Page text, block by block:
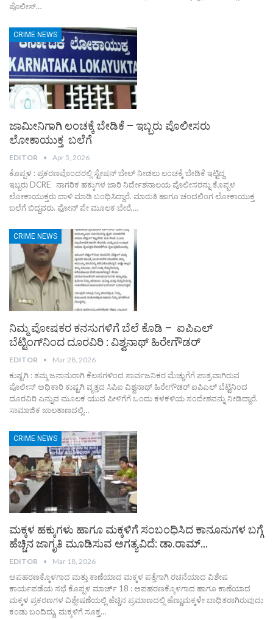
ಪೊಲೀಸ್…
CRIME NEWS
ಜಾಮೀನಿಗಾಗಿ ಲಂಚಕ್ಕೆ ಬೇಡಿಕೆ – ಇಬ್ಬರು ಪೊಲೀಸರು
ಲೋಕಾಯುಕ್ತ ಬಲೆಗೆ
EDITOR Apr 5, 2026
ಕೊಪ್ಪಳ : ಪ್ರಕರಣವೊಂದರಲ್ಲಿ ಸ್ಟೇಷನ್ ಬೇಲ್ ನೀಡಲು ಲಂಚಕ್ಕೆ ಬೇಡಿಕೆ ಇಟ್ಟಿದ್ದ
ಇಬ್ಬರು DCRE ನಾಗರಿಕ ಹಕ್ಕುಗಳ ಜಾರಿ ನಿರ್ದೇಶನಾಲಯ ಪೊಲೀಸರನ್ನು ಕೊಪ್ಪಳ
ಲೋಕಾಯುಕ್ತರು ದಾಳಿ ಮಾಡಿ ಬಂಧಿಸಿದ್ದಾರೆ. ಮಾರುತಿ ಹಾಗೂ ಚಂದಲಿಂಗ ಲೋಕಾಯುಕ್ತ
ಬಲೆಗೆ ಬಿದ್ದವರು. ಫೋನ್ ಪೇ ಮೂಲಕ ಬೇರೆ,…
CRIME NEWS
ನಿಮ್ಮ ಪೋಷಕರ ಕನಸುಗಳಿಗೆ ಬೆಲೆ ಕೊಡಿ – ಐಪಿಎಲ್
ಬೆಟ್ಟಿಂಗ್‌ನಿಂದ ದೂರವಿರಿ : ವಿಶ್ವನಾಥ್ ಹಿರೇಗೌಡರ್
EDITOR Mar 28, 2026
ಕುಷ್ಟಗಿ : ತಮ್ಮ ಜನಾನುರಾಗಿ ಕೆಲಸಗಳಿಂದ ಸಾರ್ವಜನಿಕರ ಮೆಚ್ಚುಗೆಗೆ ಪಾತ್ರವಾಗಿರುವ
ಪೊಲೀಸ್ ಅಧಿಕಾರಿ ಕುಷ್ಟಗಿ ವೃತ್ತದ ಸಿಪಿಐ ವಿಶ್ವನಾಥ್ ಹಿರೇಗೌಡರ್ ಐಪಿಎಲ್ ಬೆಟ್ಟಿನಿಂದ
ದೂರವಿರಿ ಎನ್ನುವ ಮೂಲಕ ಯುವ ಪೀಳಿಗೆಗೆ ಒಂದು ಕಳಕಳಿಯ ಸಂದೇಶವನ್ನು ನೀಡಿದ್ದಾರೆ.
ಸಾಮಾಜಿಕ ಜಾಲತಾಣದಲ್ಲಿ…
CRIME NEWS
ಮಕ್ಕಳ ಹಕ್ಕುಗಳು ಹಾಗೂ ಮಕ್ಕಳಿಗೆ ಸಂಬಂಧಿಸಿದ ಕಾನೂನುಗಳ ಬಗ್ಗೆ
ಹೆಚ್ಚಿನ ಜಾಗೃತಿ ಮೂಡಿಸುವ ಅಗತ್ಯವಿದೆ: ಡಾ.ರಾಮ್…
EDITOR Mar 18, 2026
ಅಪಹರಣಕ್ಕೊಳಗಾದ ಮತ್ತು ಕಾಣೆಯಾದ ಮಕ್ಕಳ ಪತ್ತೆಗಾಗಿ ರಚನೆಯಾದ ವಿಶೇಷ
ಕಾರ್ಯಪಡೆಯ ಸಭೆ ಕೊಪ್ಪಳ ಮಾರ್ಚ್ 18 : ಅಪಹರಣಕ್ಕೊಳಗಾದ ಹಾಗೂ ಕಾಣೆಯಾದ
ಮಕ್ಕಳ ಪ್ರಕರಣಗಳ ವಿಶ್ಲೇಷಣೆಯಲ್ಲಿ ಹೆಚ್ಚಿನ ಪ್ರಮಾಣದಲ್ಲಿ ಹೆಣ್ಣುಮಕ್ಕಳೇ ಬಾಧಿತರಾಗಿರುವುದು
ಕಂಡು ಬಂದಿದ್ದು, ಮಕ್ಕಳಿಗೆ ಸೂಕ್ತ…